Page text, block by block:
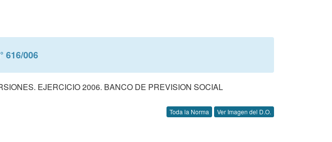
616/006
EJERCICIO 2006. BANCO DE PREVISION SOCIAL
Toda la Norma Ver Imagen del D.O.